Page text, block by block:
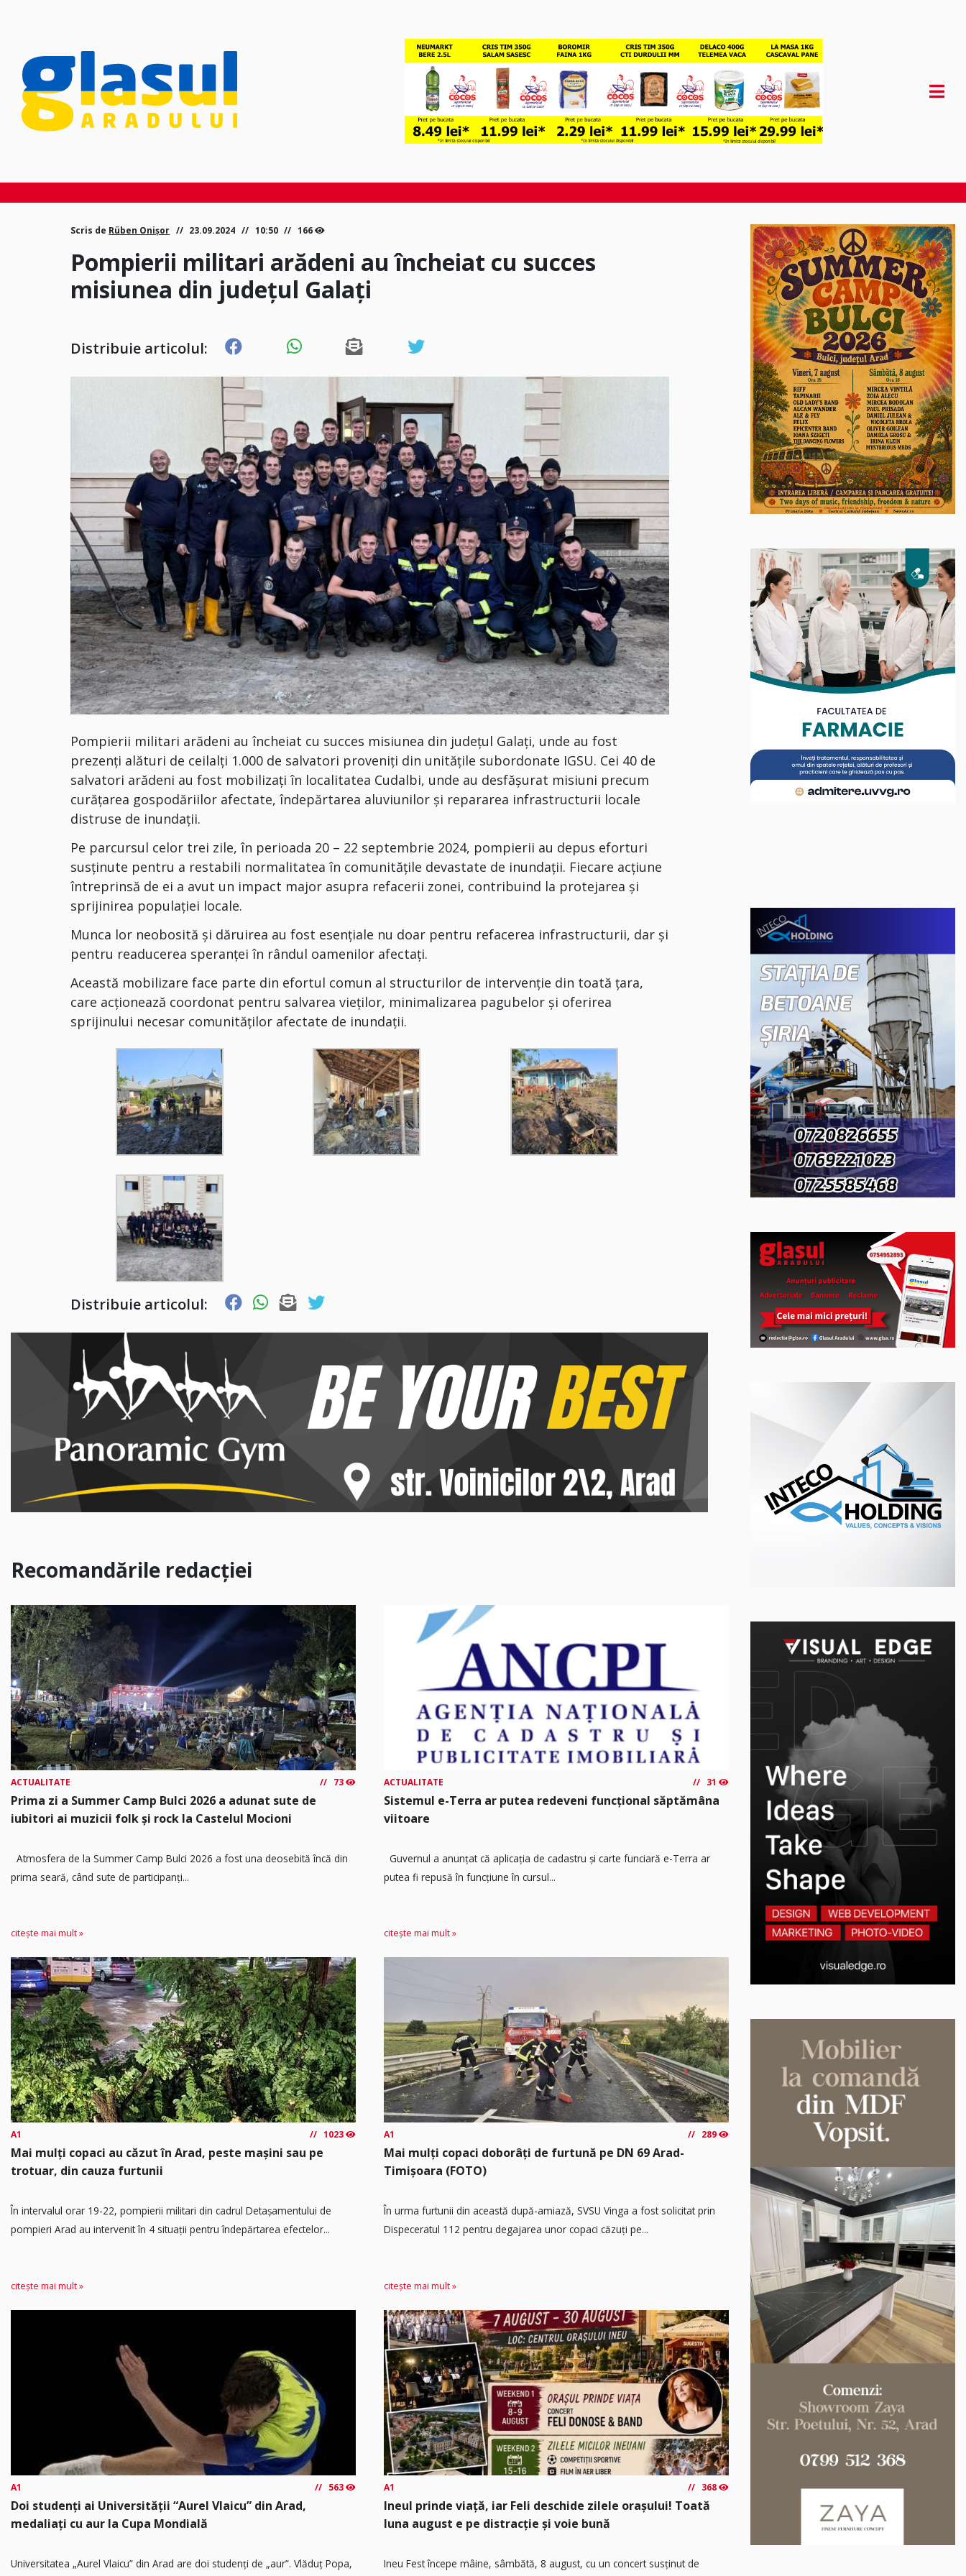
Scris de Rüben Onișor 23.09.2024 10:50 166
Pompierii militari arădeni au încheiat cu succes
misiunea din județul Galați
Distribuie articolul:
Pompierii militari arădeni au încheiat cu succes misiunea din județul Galați, unde au fost
prezenți alături de ceilalți 1.000 de salvatori proveniți din unitățile subordonate IGSU. Cei 40 de
salvatori arădeni au fost mobilizați în localitatea Cudalbi, unde au desfășurat misiuni precum
curățarea gospodăriilor afectate, îndepărtarea aluviunilor și repararea infrastructurii locale
distruse de inundații.
Pe parcursul celor trei zile, în perioada 20 – 22 septembrie 2024, pompierii au depus eforturi
susținute pentru a restabili normalitatea în comunitățile devastate de inundații. Fiecare acțiune
întreprinsă de ei a avut un impact major asupra refacerii zonei, contribuind la protejarea și
sprijinirea populației locale.
Munca lor neobosită și dăruirea au fost esențiale nu doar pentru refacerea infrastructurii, dar și
pentru readucerea speranței în rândul oamenilor afectați.
Această mobilizare face parte din efortul comun al structurilor de intervenție din toată țara,
care acționează coordonat pentru salvarea vieților, minimalizarea pagubelor și oferirea
sprijinului necesar comunităților afectate de inundații.
Distribuie articolul:
Recomandările redacției
ACTUALITATE 73
Prima zi a Summer Camp Bulci 2026 a adunat sute de
iubitori ai muzicii folk și rock la Castelul Mocioni
Atmosfera de la Summer Camp Bulci 2026 a fost una deosebită încă din
prima seară, când sute de participanți...
citește mai mult »
ACTUALITATE 31
Sistemul e-Terra ar putea redeveni funcțional săptămâna
viitoare
Guvernul a anunțat că aplicația de cadastru și carte funciară e-Terra ar
putea fi repusă în funcțiune în cursul...
citește mai mult »
A1 1023
Mai mulți copaci au căzut în Arad, peste mașini sau pe
trotuar, din cauza furtunii
În intervalul orar 19-22, pompierii militari din cadrul Detașamentului de
pompieri Arad au intervenit în 4 situații pentru îndepărtarea efectelor...
citește mai mult »
A1 289
Mai mulți copaci doborâți de furtună pe DN 69 Arad-
Timișoara (FOTO)
În urma furtunii din această după-amiază, SVSU Vinga a fost solicitat prin
Dispeceratul 112 pentru degajarea unor copaci căzuți pe...
citește mai mult »
A1 563
Doi studenți ai Universității “Aurel Vlaicu” din Arad,
medaliați cu aur la Cupa Mondială
Universitatea „Aurel Vlaicu” din Arad are doi studenți de „aur”. Vlăduț Popa,
A1 368
Ineul prinde viață, iar Feli deschide zilele orașului! Toată
luna august e pe distracție și voie bună
Ineu Fest începe mâine, sâmbătă, 8 august, cu un concert susținut de